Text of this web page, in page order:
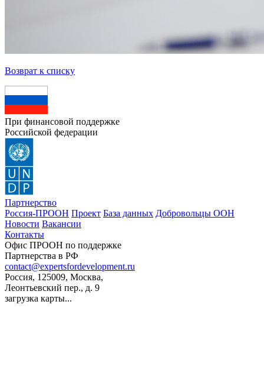
Возврат к списку
При финансовой поддержке
Российской федерации
Партнерство
Россия-ПРООН Проект База данных Добровольцы ООН
Новости Вакансии
Контакты
Офис ПРООН по поддержке
Партнерства в РФ
contact@expertsfordevelopment.ru
Россия, 125009, Москва,
Леонтьевский пер., д. 9
загрузка карты...